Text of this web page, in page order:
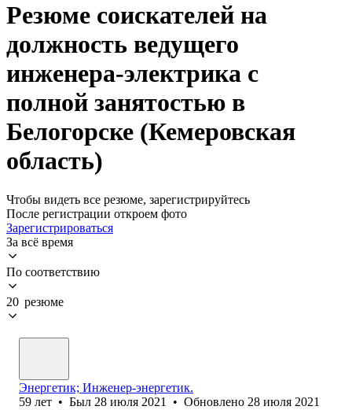
Резюме соискателей на
должность ведущего
инженера-электрика с
полной занятостью в
Белогорске (Кемеровская
область)
Чтобы видеть все резюме, зарегистрируйтесь
После регистрации откроем фото
Зарегистрироваться
За всё время
По соответствию
20 резюме
Энергетик; Инженер-энергетик.
59 лет • Был 28 июля 2021 • Обновлено 28 июля 2021